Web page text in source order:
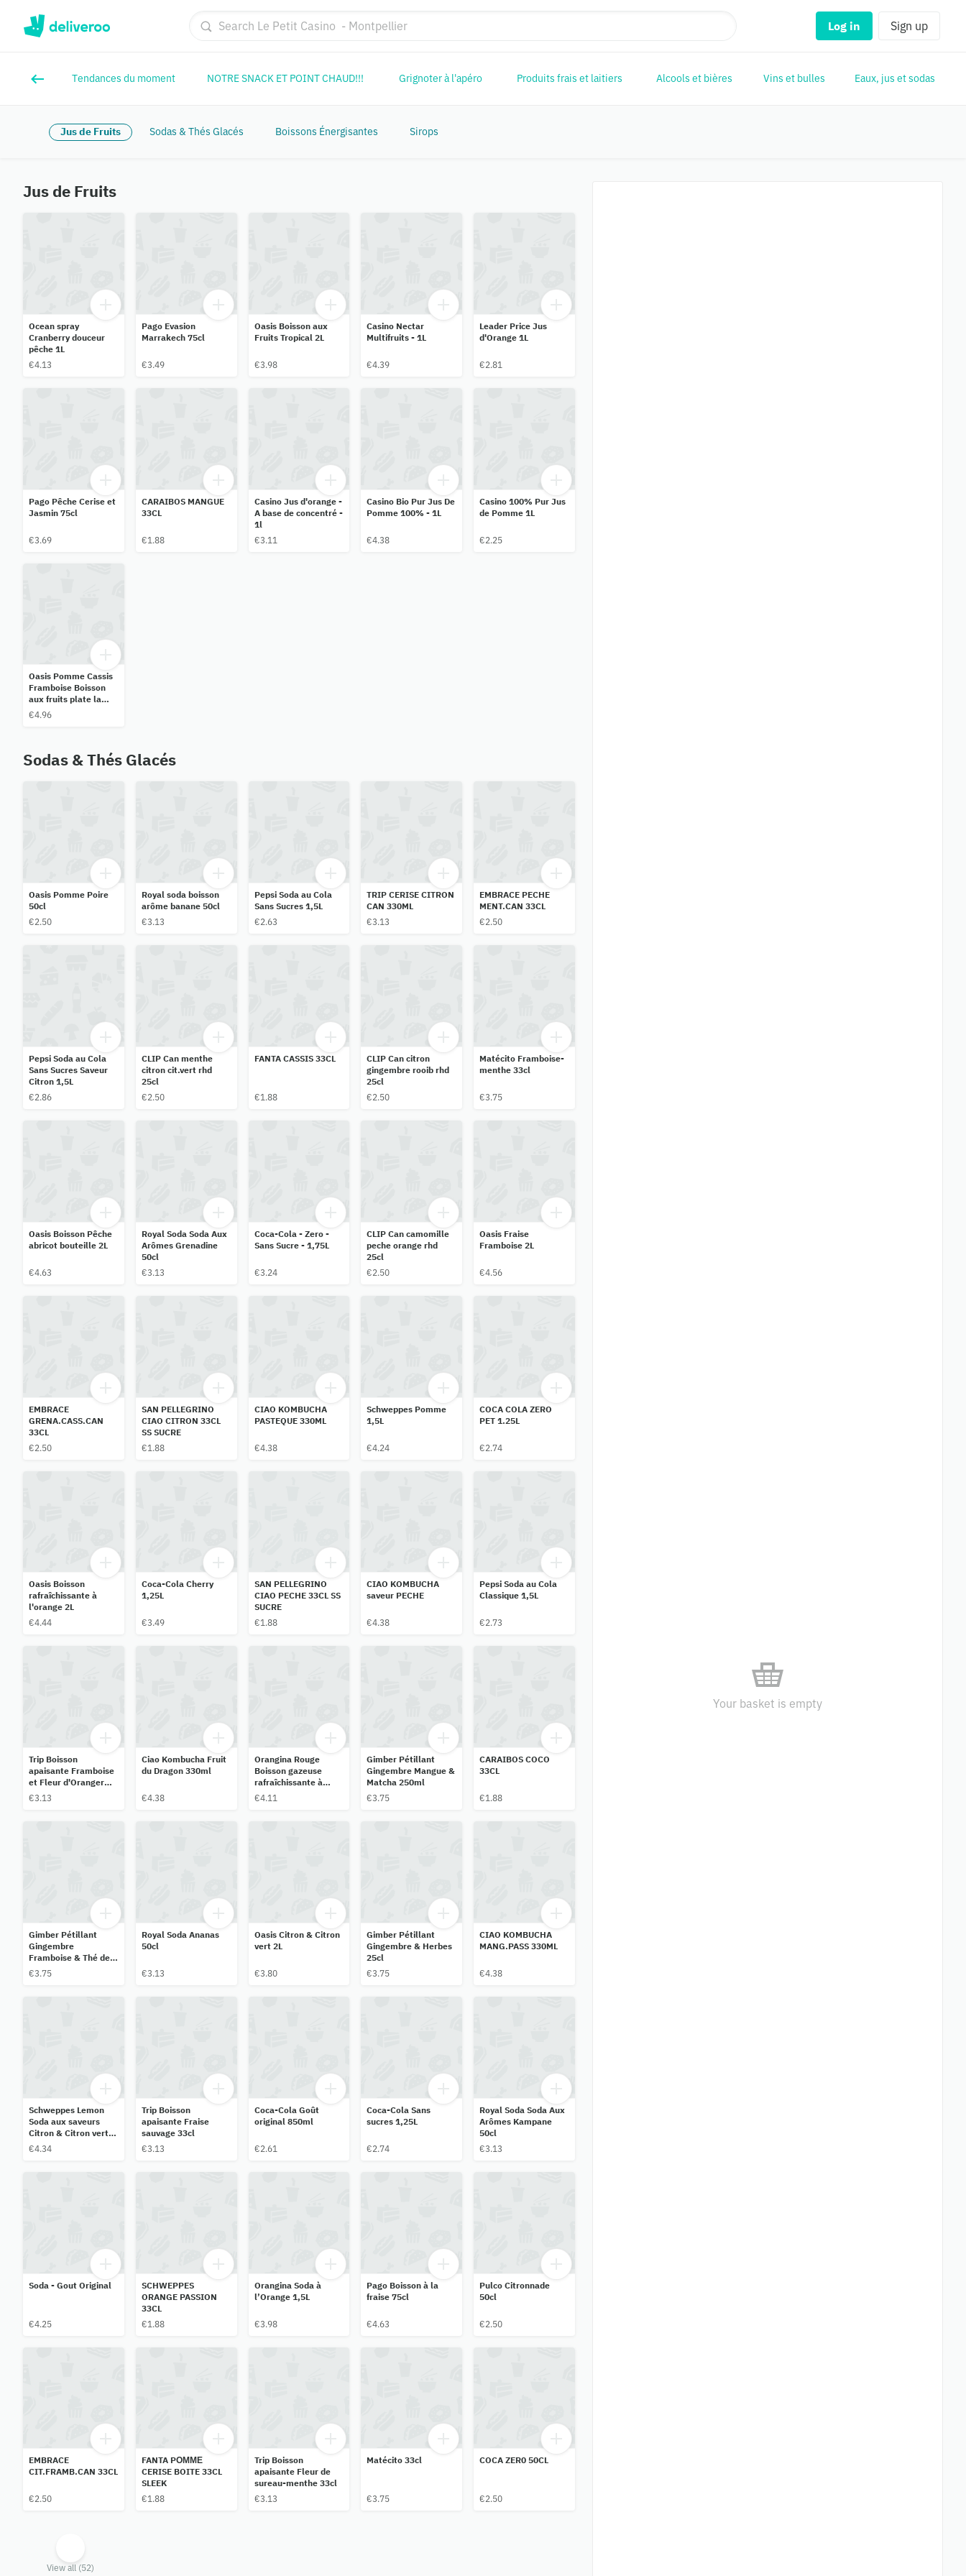
Log in Sign up
Tendances du moment NOTRE SNACK ET POINT CHAUD!!! Grignoter à l'apéro Produits frais et laitiers Alcools et bières Vins et bulles Eaux, jus et sodas
Jus de Fruits Sodas & Thés Glacés Boissons Énergisantes Sirops
Jus de Fruits
Ocean spray
Cranberry douceur
pêche 1L
€4.13
Pago Evasion
Marrakech 75cl
€3.49
Oasis Boisson aux
Fruits Tropical 2L
€3.98
Casino Nectar
Multifruits - 1L
€4.39
Leader Price Jus
d'Orange 1L
€2.81
Pago Pêche Cerise et
Jasmin 75cl
€3.69
CARAIBOS MANGUE
33CL
€1.88
Casino Jus d'orange -
A base de concentré -
1l
€3.11
Casino Bio Pur Jus De
Pomme 100% - 1L
€4.38
Casino 100% Pur Jus
de Pomme 1L
€2.25
Oasis Pomme Cassis
Framboise Boisson
aux fruits plate la
bouteille de 2L
€4.96
Sodas & Thés Glacés
Oasis Pomme Poire
50cl
€2.50
Royal soda boisson
arôme banane 50cl
€3.13
Pepsi Soda au Cola
Sans Sucres 1,5L
€2.63
TRIP CERISE CITRON
CAN 330ML
€3.13
EMBRACE PECHE
MENT.CAN 33CL
€2.50
Pepsi Soda au Cola
Sans Sucres Saveur
Citron 1,5L
€2.86
CLIP Can menthe
citron cit.vert rhd
25cl
€2.50
FANTA CASSIS 33CL
€1.88
CLIP Can citron
gingembre rooib rhd
25cl
€2.50
Matécito Framboise-
menthe 33cl
€3.75
Oasis Boisson Pêche
abricot bouteille 2L
€4.63
Royal Soda Soda Aux
Arômes Grenadine
50cl
€3.13
Coca-Cola - Zero -
Sans Sucre - 1,75L
€3.24
CLIP Can camomille
peche orange rhd
25cl
€2.50
Oasis Fraise
Framboise 2L
€4.56
EMBRACE
GRENA.CASS.CAN
33CL
€2.50
SAN PELLEGRINO
CIAO CITRON 33CL
SS SUCRE
€1.88
CIAO KOMBUCHA
PASTEQUE 330ML
€4.38
Schweppes Pomme
1,5L
€4.24
COCA COLA ZERO
PET 1.25L
€2.74
Oasis Boisson
rafraîchissante à
l'orange 2L
€4.44
Coca-Cola Cherry
1,25L
€3.49
SAN PELLEGRINO
CIAO PECHE 33CL SS
SUCRE
€1.88
CIAO KOMBUCHA
saveur PECHE
€4.38
Pepsi Soda au Cola
Classique 1,5L
€2.73
Trip Boisson
apaisante Framboise
et Fleur d'Oranger
33cl
€3.13
Ciao Kombucha Fruit
du Dragon 330ml
€4.38
Orangina Rouge
Boisson gazeuse
rafraîchissante à
l'orange sanguine
€4.11
Gimber Pétillant
Gingembre Mangue &
Matcha 250ml
€3.75
CARAIBOS COCO
33CL
€1.88
Gimber Pétillant
Gingembre
Framboise & Thé des
Montagnes 250ml
€3.75
Royal Soda Ananas
50cl
€3.13
Oasis Citron & Citron
vert 2L
€3.80
Gimber Pétillant
Gingembre & Herbes
25cl
€3.75
CIAO KOMBUCHA
MANG.PASS 330ML
€4.38
Schweppes Lemon
Soda aux saveurs
Citron & Citron vert
1,5L
€4.34
Trip Boisson
apaisante Fraise
sauvage 33cl
€3.13
Coca-Cola Goût
original 850ml
€2.61
Coca-Cola Sans
sucres 1,25L
€2.74
Royal Soda Soda Aux
Arômes Kampane
50cl
€3.13
Soda - Gout Original
€4.25
SCHWEPPES
ORANGE PASSION
33CL
€1.88
Orangina Soda à
l’Orange 1,5L
€3.98
Pago Boisson à la
fraise 75cl
€4.63
Pulco Citronnade
50cl
€2.50
EMBRACE
CIT.FRAMB.CAN 33CL
€2.50
FANTA PОММЕ
CERISE BOITE 33CL
SLEEK
€1.88
Trip Boisson
apaisante Fleur de
sureau-menthe 33cl
€3.13
Matécito 33cl
€3.75
COCA ZER0 50CL
€2.50
View all (52)
Your basket is empty